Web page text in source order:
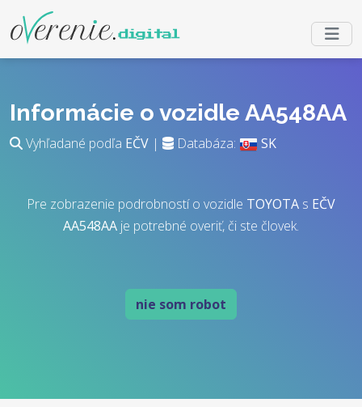
Informácie o vozidle AA548AA
Vyhľadané podľa EČV | Databáza: SK
Pre zobrazenie podrobností o vozidle TOYOTA s EČV
AA548AA je potrebné overiť, či ste človek.
nie som robot